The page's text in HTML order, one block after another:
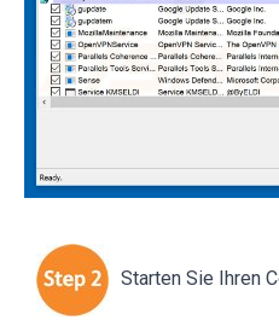
Starten Sie Ihren